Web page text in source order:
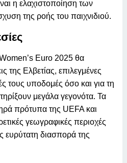
η ελαχιστοποίηση των
της ροής του παιχνιδιού.
Euro 2025 θα
της Ελβετίας, επιλεγμένες
τους υποδομές όσο και για τη
μεγάλα γεγονότα. Τα
πρότυπα της UEFA και
γεωγραφικές περιοχές
διασπορά της